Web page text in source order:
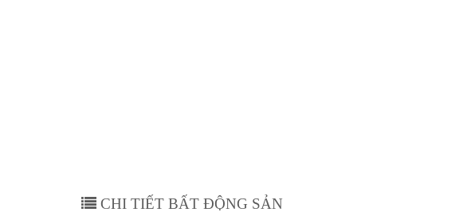
CHI TIẾT BẤT ĐỘNG SẢN